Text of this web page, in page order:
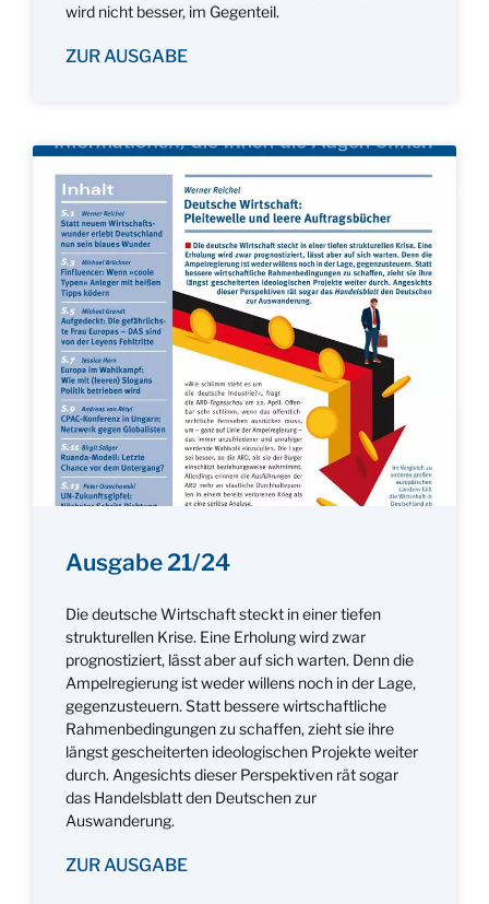
wird nicht besser, im Gegenteil.
ZUR AUSGABE
Ausgabe 21/24
Die deutsche Wirtschaft steckt in einer tiefen
strukturellen Krise. Eine Erholung wird zwar
prognostiziert, lässt aber auf sich warten. Denn die
Ampelregierung ist weder willens noch in der Lage,
gegenzusteuern. Statt bessere wirtschaftliche
Rahmenbedingungen zu schaffen, zieht sie ihre
längst gescheiterten ideologischen Projekte weiter
durch. Angesichts dieser Perspektiven rät sogar
das Handelsblatt den Deutschen zur
Auswanderung.
ZUR AUSGABE